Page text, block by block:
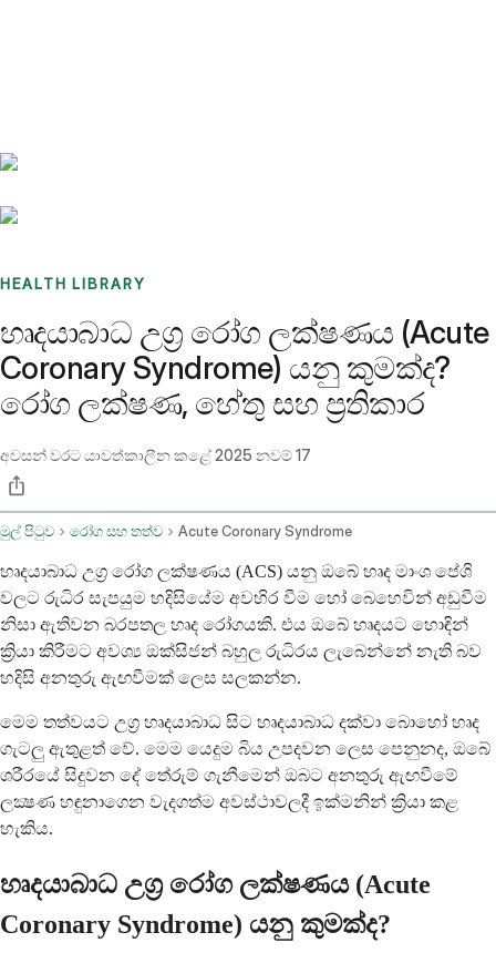
HEALTH LIBRARY
හෘදයාබාධ උග්‍ර රෝග ලක්ෂණය (Acute
Coronary Syndrome) යනු කුමක්ද?
රෝග ලක්ෂණ, හේතු සහ ප්‍රතිකාර
අවසන් වරට යාවත්කාලීන කළේ2025 නවම් 17
මුල් පිටුව රෝග සහ තත්ව Acute Coronary Syndrome
හෘදයාබාධ උග්‍ර රෝග ලක්ෂණය (ACS) යනු ඔබේ හෘද මාංශ පේශි
වලට රුධිර සැපයුම හදිසියේම අවහිර වීම හෝ බෙහෙවින් අඩුවීම
නිසා ඇතිවන බරපතල හෘද රෝගයකි. එය ඔබේ හෘදයට හොඳින්
ක්‍රියා කිරීමට අවශ්‍ය ඔක්සිජන් බහුල රුධිරය ලැබෙන්නේ නැති බව
හදිසි අනතුරු ඇඟවීමක් ලෙස සලකන්න.
මෙම තත්වයට උග්‍ර හෘදයාබාධ සිට හෘදයාබාධ දක්වා බොහෝ හෘද
ගැටලු ඇතුළත් වේ. මෙම යෙදුම බිය උපදවන ලෙස පෙනුනද, ඔබේ
ශරීරයේ සිදුවන දේ තේරුම් ගැනීමෙන් ඔබට අනතුරු ඇඟවීමේ
ලක්‍ෂණ හඳුනාගෙන වැදගත්ම අවස්ථාවලදී ඉක්මනින් ක්‍රියා කළ
හැකිය.
හෘදයාබාධ උග්‍ර රෝග ලක්ෂණය (Acute
Coronary Syndrome) යනු කුමක්ද?